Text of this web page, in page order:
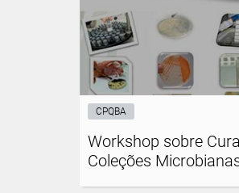
CPQBA
Workshop sobre
Coleções